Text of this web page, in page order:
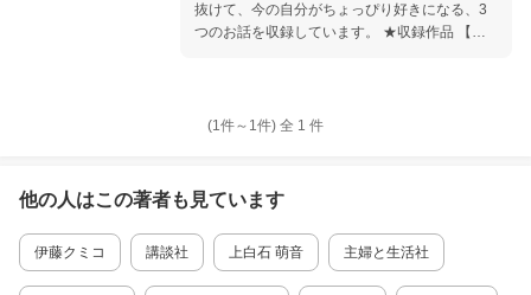
抜けて、今の自分がちょっぴり好きになる、3
つのお話を収録しています。 ★収録作品 【知
そこに、にゅっとさしだされたぼさぼさな手と
会いで……。 【理央とぼさいぬ】 勉強もスポ
ーツも、おしゃれもいつだって完璧な理央。で
もある日、ぼさいぬ・ハッピーから「寝起きの
ぼさぼさな姿もかわいいよ！」と言われ
(1件～ 1件) 全 1 件
他の人はこの著者も見ています
伊藤クミコ 講談社 上白石 萌音 主婦と生活社